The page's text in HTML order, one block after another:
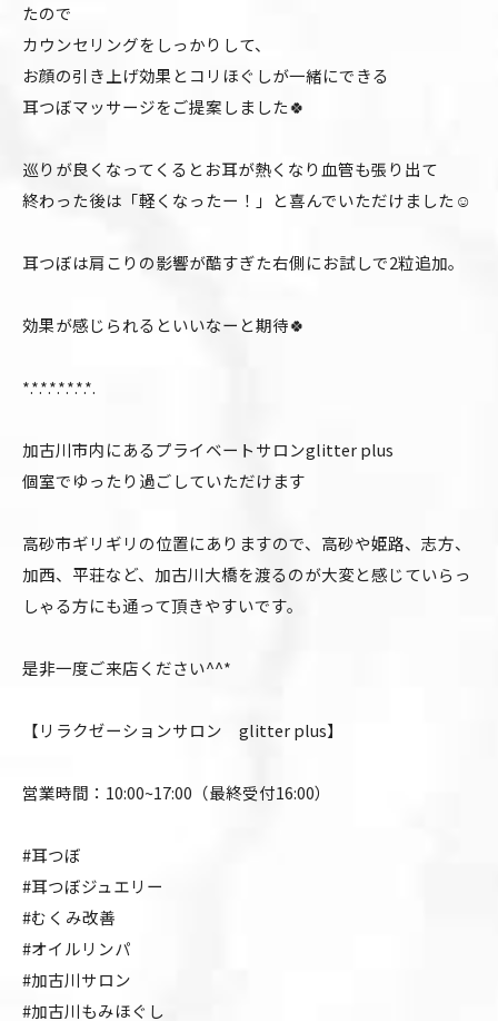
たので
カウンセリングをしっかりして、
お顔の引き上げ効果とコリほぐしが一緒にできる
耳つぼマッサージをご提案しました🍀
巡りが良くなってくるとお耳が熱くなり血管も張り出て
終わった後は「軽くなったー！」と喜んでいただけました☺️
耳つぼは肩こりの影響が酷すぎた右側にお試しで2粒追加。
効果が感じられるといいなーと期待🍀
*.*.*.*.*.*.*.*.
加古川市内にあるプライベートサロンglitter plus
個室でゆったり過ごしていただけます
高砂市ギリギリの位置にありますので、高砂や姫路、志方、
加西、平荘など、加古川大橋を渡るのが大変と感じていらっ
しゃる方にも通って頂きやすいです。
是非一度ご来店ください^^*
【リラクゼーションサロン glitter plus】
営業時間：10:00~17:00（最終受付16:00）
#耳つぼ
#耳つぼジュエリー
#むくみ改善
#オイルリンパ
#加古川サロン
#加古川もみほぐし